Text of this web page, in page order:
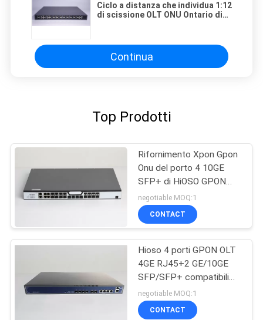
Ciclo a distanza che individua 1:12
di scissione OLT ONU Ontario di
Continua
Top Prodotti
Rifornimento Xpon Gpon
Onu del porto 4 10GE
SFP+ di HiOSO GPON
OLT 8PON GPON OLT 8
GE
negotiable MOQ:1
CONTACT
Hioso 4 porti GPON OLT
4GE RJ45+2 GE/10GE
SFP/SFP+ compatibili
con l'altra
RESPONSABILITÀ
negotiable MOQ:1
CONTACT